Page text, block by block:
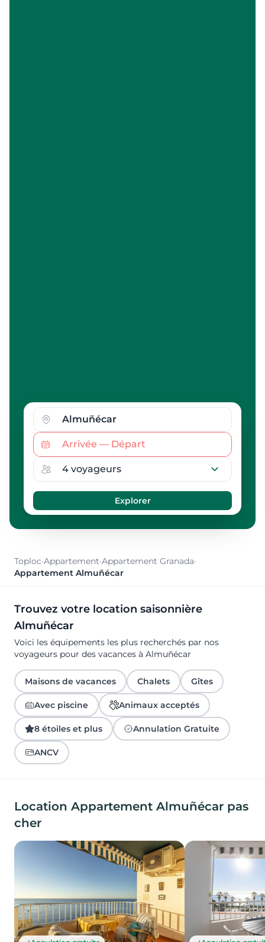
Toploc·Appartement·Appartement Granada·
Appartement Almuñécar
Trouvez votre location saisonnière
Almuñécar
Voici les équipements les plus recherchés par nos
voyageurs pour des vacances à Almuñécar
Maisons de vacances Chalets Gîtes
Avec piscine Animaux acceptés
8 étoiles et plus Annulation Gratuite
ANCV
Location Appartement Almuñécar pas
cher